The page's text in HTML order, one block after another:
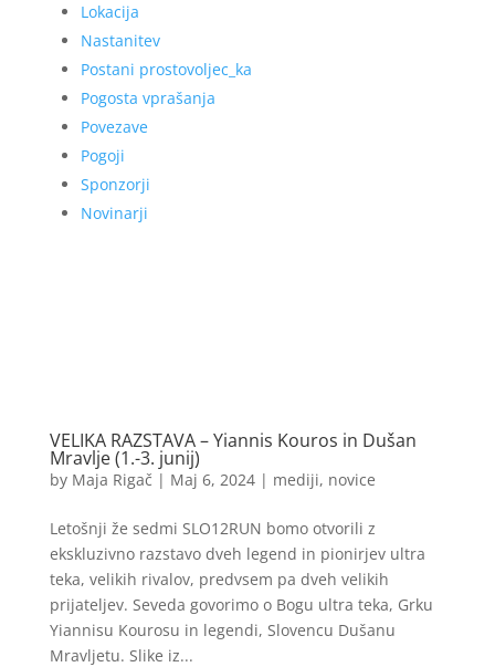
Lokacija
Nastanitev
Postani prostovoljec_ka
Pogosta vprašanja
Povezave
Pogoji
Sponzorji
Novinarji
VELIKA RAZSTAVA – Yiannis Kouros in Dušan
Mravlje (1.-3. junij)
by Maja Rigač | Maj 6, 2024| mediji, novice
Letošnji že sedmi SLO12RUN bomo otvorili z
ekskluzivno razstavo dveh legend in pionirjev ultra
teka, velikih rivalov, predvsem pa dveh velikih
prijateljev. Seveda govorimo o Bogu ultra teka, Grku
Yiannisu Kourosu in legendi, Slovencu Dušanu
Mravljetu. Slike iz...